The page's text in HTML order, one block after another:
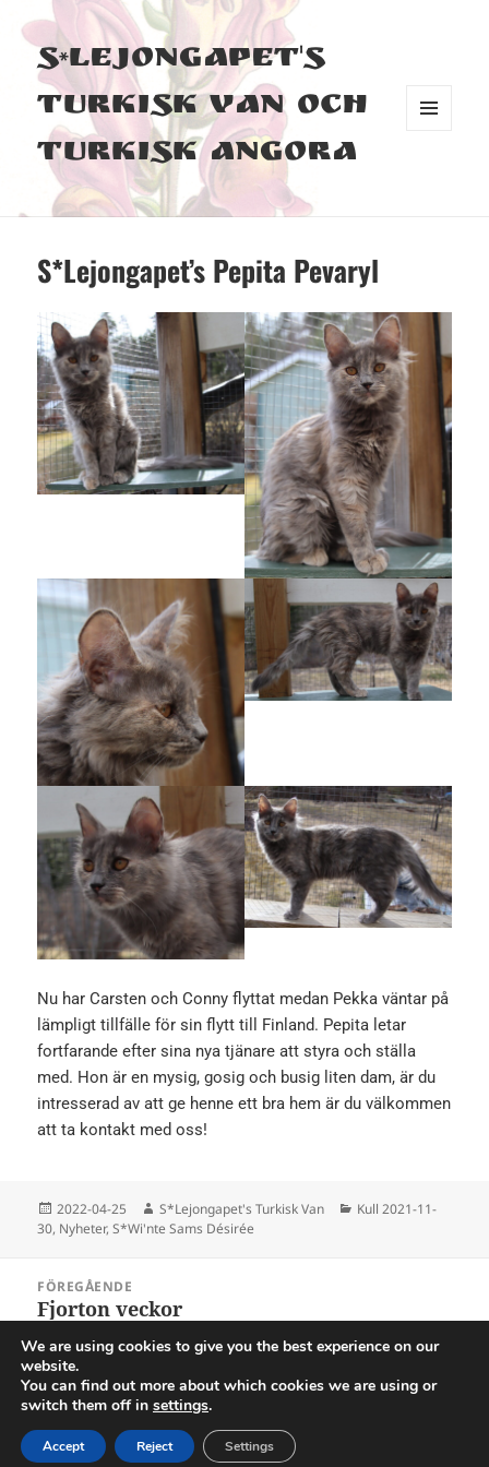
S*Lejongapet's
Turkisk Van och
Turkisk Angora
S*Lejongapet’s Pepita Pevaryl
Nu har Carsten och Conny flyttat medan Pekka väntar på
lämpligt tillfälle för sin flytt till Finland. Pepita letar
fortfarande efter sina nya tjänare att styra och ställa
med. Hon är en mysig, gosig och busig liten dam, är du
intresserad av att ge henne ett bra hem är du välkommen
att ta kontakt med oss!
Postat
2022-04-25 Författare
S*Lejongapet's Turkisk Van Kategorier
Kull 2021-11-
30, Nyheter,S*Wi'nte Sams Désirée
FÖREGÅENDE
Föregående
Fjorton veckor
NÄSTA
Nästa
Blöta kattungar
Drivs med WordPress
We are using cookies to give you the best experience on our
website.
You can find out more about which cookies we are using or
switch them off in settings.
Accept Reject Settings